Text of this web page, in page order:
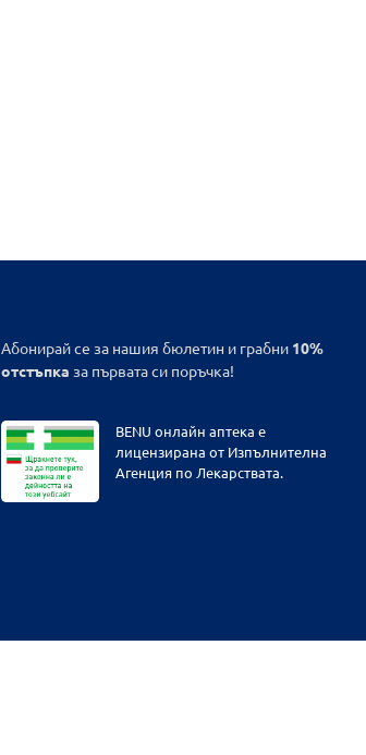
Абонирай се за нашия бюлетин и грабни 10%
отстъпка за първата си поръчка!
BENU онлайн аптека е
лицензирана от Изпълнителна
Агенция по Лекарствата.